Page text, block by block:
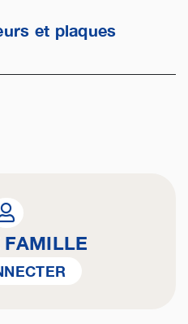
et plaques
FAMILLE